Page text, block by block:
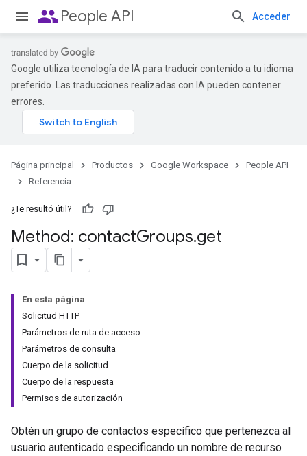
peoplePeople API Acceder
Google utiliza tecnología de IA para traducir contenido a tu idioma
preferido. Las traducciones realizadas con IA pueden contener
errores.
Página principal Productos Google Workspace
People API
Referencia
¿Te resultó útil?
Method: contactGroups.get
En esta página
Solicitud HTTP
Parámetros de ruta de acceso
Parámetros de consulta
Cuerpo de la solicitud
Cuerpo de la respuesta
Permisos de autorización
Obtén un grupo de contactos específico que pertenezca al
usuario autenticado especificando un nombre de recurso